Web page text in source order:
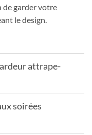
de garder votre
le design.
attrape-
soirées